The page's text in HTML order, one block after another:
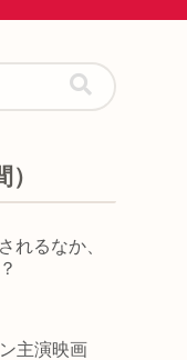
れるなか、
主演映画